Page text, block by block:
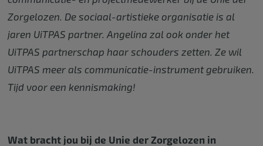
Zorgelozen. De sociaal-artistieke organisatie is al
jaren UiTPAS partner. Angelina zal ook onder het
UiTPAS partnerschap haar schouders zetten. Ze wil
UiTPAS meer als communicatie-instrument gebruiken.
Tijd voor een kennismaking!
Wat bracht jou bij de Unie der Zorgelozen in